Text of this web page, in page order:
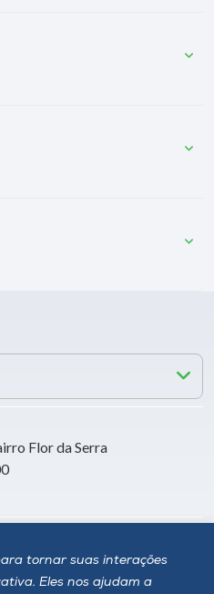
tornar suas interações
Eles nos ajudam a
Flor da Serra